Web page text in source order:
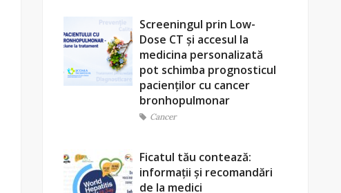
Screeningul prin Low-
Dose CT și accesul la
medicina personalizată
pot schimba prognosticul
pacienților cu cancer
bronhopulmonar
Cancer
Ficatul tău contează:
informații și recomandări
de la medici